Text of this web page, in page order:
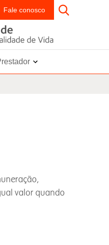
Fale conosco
valor quando